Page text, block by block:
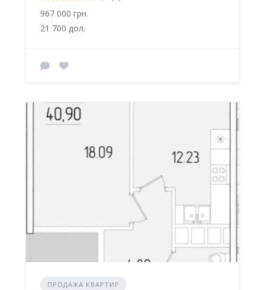
967 000 грн.
21 700 дол.
ПРОДАЖА КВАРТИР